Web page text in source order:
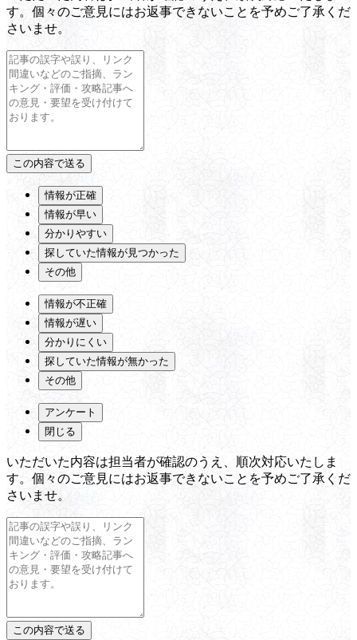
す。個々のご意見にはお返事できないことを予めご了承くだ
さいませ。
情報が正確
情報が早い
分かりやすい
探していた情報が見つかった
その他
情報が不正確
情報が遅い
分かりにくい
探していた情報が無かった
その他
アンケート
閉じる
いただいた内容は担当者が確認のうえ、順次対応いたしま
す。個々のご意見にはお返事できないことを予めご了承くだ
さいませ。